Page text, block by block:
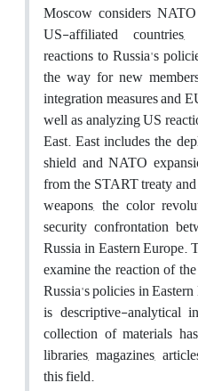
Moscow considers
US-affiliated
reactions to Russia's
the way for new
integration measures and
well as analyzing US
East. East includes the
shield and NATO
from the START treaty
weapons, the color
security confrontation
Russia in Eastern Europe.
examine the reaction of
Russia's policies in
is descriptive-analytical
collection of materials
libraries, magazines,
this field.